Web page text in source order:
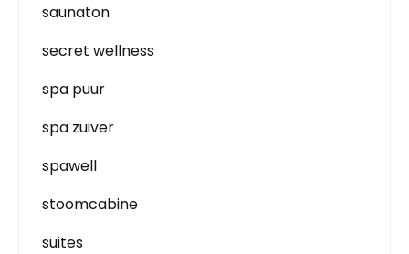
saunaton
secret wellness
spa puur
spa zuiver
spawell
stoomcabine
suites